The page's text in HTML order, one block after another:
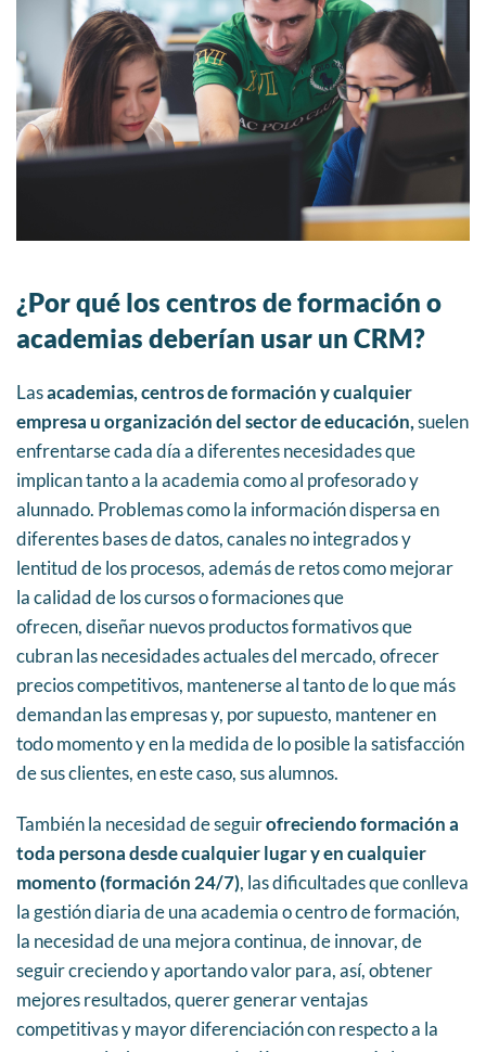
¿Por qué los centros de formación o
academias deberían usar un CRM?
Lasacademias, centros de formación y cualquier
empresa u organización del sector de educación,suelen
enfrentarse cada día a diferentes necesidades que
implican tanto a la academia como al profesorado y
alunnado. Problemas como la información dispersa en
diferentes bases de datos, canales no integrados y
lentitud de los procesos, además de retos como mejorar
la calidad de los cursos o formaciones que
ofrecen, diseñar nuevos productos formativos que
cubran las necesidades actuales del mercado, ofrecer
precios competitivos, mantenerse al tanto de lo que más
demandan las empresas y, por supuesto, mantener en
todo momento y en la medida de lo posible la satisfacción
de sus clientes, en este caso, sus alumnos.
También la necesidad de seguirofreciendo formación a
toda persona desde cualquier lugar y en cualquier
momento (formación 24/7), las dificultades que conlleva
la gestión diaria de una academia o centro de formación,
la necesidad de una mejora continua, de innovar, de
seguir creciendo y aportando valor para, así, obtener
mejores resultados, querer generar ventajas
competitivas y mayor diferenciación con respecto a la